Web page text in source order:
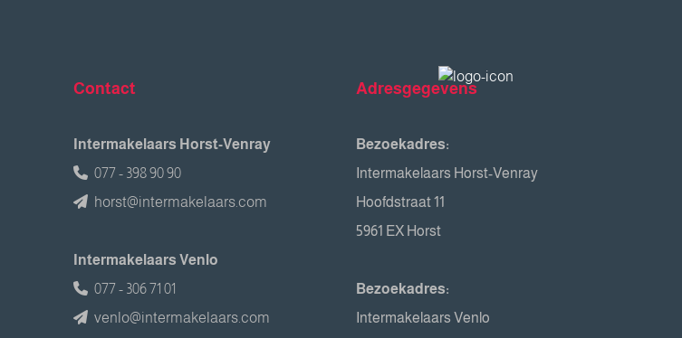
Contact
Intermakelaars Horst-Venray
077 - 398 90 90
horst@intermakelaars.com
Intermakelaars Venlo
077 - 306 71 01
venlo@intermakelaars.com
Adresgegevens
Bezoekadres:
Intermakelaars Horst-Venray
Hoofdstraat 11
5961 EX Horst
Bezoekadres:
Intermakelaars Venlo